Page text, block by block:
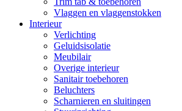
Vlaggen en vlaggenstokken
Interieur
Verlichting
Geluidsisolatie
Meubilair
Overige interieur
Sanitair toebehoren
Beluchters
Scharnieren en sluitingen